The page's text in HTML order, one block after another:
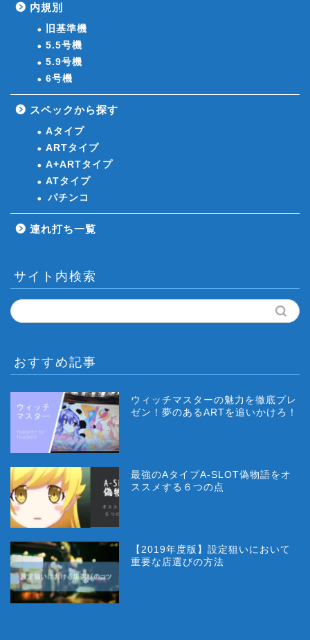
内規別
旧基準機
5.5号機
5.9号機
6号機
スペックから探す
Aタイプ
ARTタイプ
A+ARTタイプ
ATタイプ
パチンコ
連れ打ち一覧
サイト内検索
おすすめ記事
ウィッチマスターの魅力を徹底プレ
ゼン！夢のあるARTを追いかけろ！
最強のAタイプA-SLOT偽物語をオ
ススメする６つの点
【2019年度版】設定狙いにおいて
重要な店選びの方法